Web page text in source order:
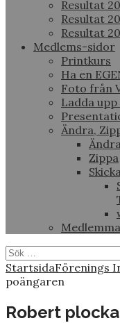
Resultat
Resultat
Resultat
Medlems-sidor
Printkurs
Ha en
Foto från
Ladda
Ändra,
Zippa
Sök
efter:
StartsidaFörenings
poängaren
Robert